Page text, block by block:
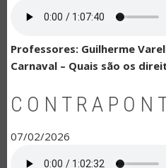
Professores: Guilherme
Carnaval – Quais são os
07/02/2026